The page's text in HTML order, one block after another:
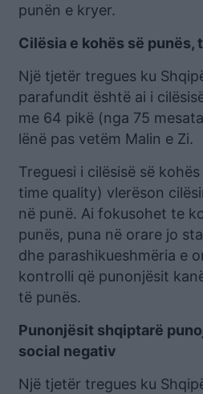
punën e kryer.
Cilësia e kohës së punës,
Një tjetër tregues ku
parafundit është ai i
me 64 pikë (nga 75
lënë pas vetëm Malin e Zi.
Treguesi i cilësisë së
time quality) vlerëson
në punë. Ai fokusohet te
punës, puna në orare jo
dhe parashikueshmëria e
kontrolli që punonjësit
të punës.
Punonjësit shqiptarë
social negativ
Një tjetër tregues ku